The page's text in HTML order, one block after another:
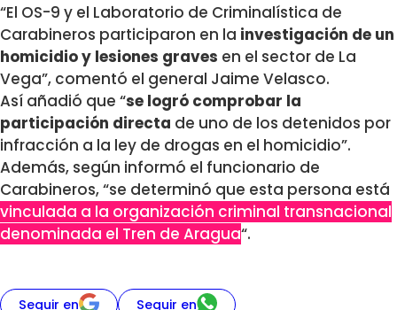
“El OS-9 y el Laboratorio de Criminalística de
Carabineros participaron en la investigación de un
homicidio y lesiones graves en el sector de La
Vega”, comentó el general Jaime Velasco.
Así añadió que “se logró comprobar la
participación directa de uno de los detenidos por
infracción a la ley de drogas en el homicidio”.
Además, según informó el funcionario de
Carabineros, “se determinó que esta persona está
vinculada a la organización criminal transnacional
denominada el Tren de Aragua“.
Seguir en Seguir en